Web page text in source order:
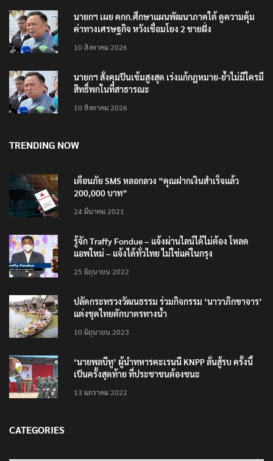
นายกฯ เผย คกก.ศึกษาแผนพัฒนาภาคใต้ ดูความคุ้ม
ค่าทางเศรษฐกิจ หวังเชื่อมโยง 2 ชายฝั่ง
10 สิงหาคม 2026
นายกฯ สั่งคุมปืนเข้มสูงสุด เร่งแก้กฎหมาย-ย้ำไม่มีใครมี
สิทธิ์พกในที่สาธารณะ
10 สิงหาคม 2026
TRENDING NOW
เตือนภัย SMS หลอกลวง “คุณฝากเงินสำเร็จแล้ว
200,000 บาท”
24 มีนาคม 2021
รู้จัก Traffy Fondue – แจ้งผ่านไลน์ได้ไม่ต้อง โหลด
แอพใหม่ – แจ้งได้ทั่วไทย ไม่ใช่แค่ในกรุง
25 มิถุนายน 2022
ปลัดกระทรวงวัฒนธรรม ร่วมกิจกรรม ‘นาวาภิกขาจาร’
แต่งชุดไทยตักบาตรทางน้ำ
10 มิถุนายน 2023
‘นายพลบีทู’ ผู้นำทหารคะเรนนี KNPP ลั่นสู้รบ ครั้งนี้
เป็นครั้งสุดท้าย ที่ประชาชนต้องชนะ
13 มกราคม 2022
CATEGORIES